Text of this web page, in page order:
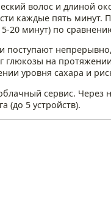
волос и длиной
каждые пять минут.
20 минут) по
поступают
на
уровня сахара и
сервис. Через
(до 5 устройств).